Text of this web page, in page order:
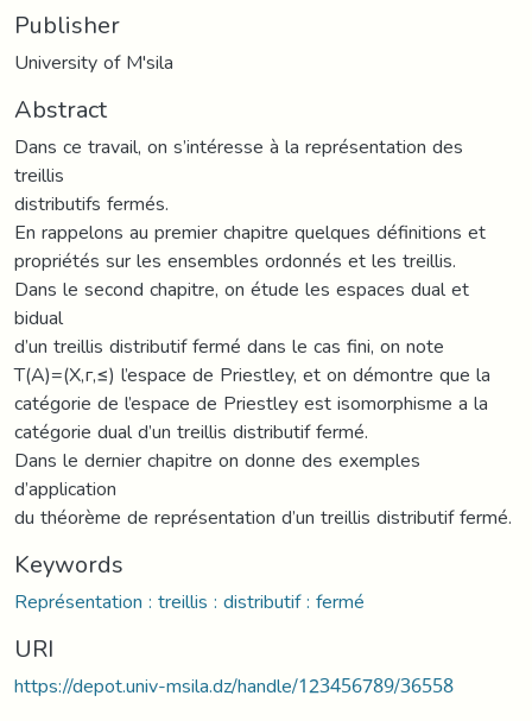
Publisher
University of M'sila
Abstract
Dans ce travail, on s’intéresse à la représentation des
treillis
distributifs fermés.
En rappelons au premier chapitre quelques définitions et
propriétés sur les ensembles ordonnés et les treillis.
Dans le second chapitre, on étude les espaces dual et
bidual
d’un treillis distributif fermé dans le cas fini, on note
T(A)=(X,г,≤) l’espace de Priestley, et on démontre que la
catégorie de l’espace de Priestley est isomorphisme a la
catégorie dual d’un treillis distributif fermé.
Dans le dernier chapitre on donne des exemples
d’application
du théorème de représentation d’un treillis distributif fermé.
Keywords
Représentation : treillis : distributif : fermé
URI
https://depot.univ-msila.dz/handle/123456789/36558